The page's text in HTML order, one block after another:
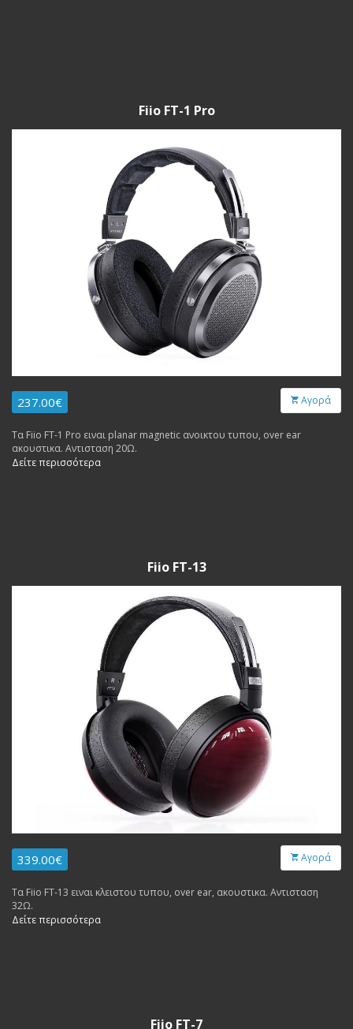
Fiio FT-1 Pro
237.00€ Αγορά
Τα Fiio FT-1 Pro ειναι planar magnetic ανοικτου τυπου, over ear
ακουστικα. Αντισταση 20Ω.
Δείτε περισσότερα
Fiio FT-13
339.00€ Αγορά
Τα Fiio FT-13 ειναι κλειστου τυπου, over ear, ακουστικα. Αντισταση
32Ω.
Δείτε περισσότερα
Fiio FT-7